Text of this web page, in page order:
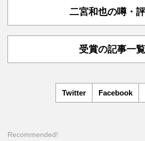
二宮和也の噂・
受賞の記事一覧
Twitter Facebook
Recommended!